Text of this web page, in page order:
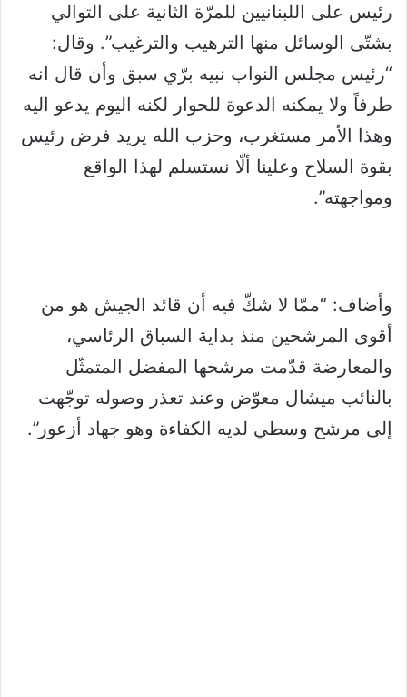
رئيس على اللبنانيين للمرّة الثانية على التوالي
بشتّى الوسائل منها الترهيب والترغيب”. وقال:
“رئيس مجلس النواب نبيه برّي سبق وأن قال انه
طرفاً ولا يمكنه الدعوة للحوار لكنه اليوم يدعو اليه
وهذا الأمر مستغرب، وحزب الله يريد فرض رئيس
بقوة السلاح وعلينا ألّا نستسلم لهذا الواقع
ومواجهته”.
وأضاف: “ممّا لا شكّ فيه أن قائد الجيش هو من
أقوى المرشحين منذ بداية السباق الرئاسي،
والمعارضة قدّمت مرشحها المفضل المتمثّل
بالنائب ميشال معوّض وعند تعذر وصوله توجّهت
إلى مرشح وسطي لديه الكفاءة وهو جهاد أزعور”.